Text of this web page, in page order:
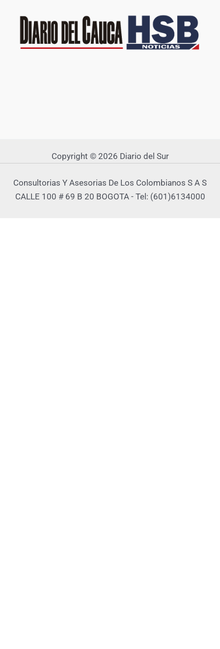
Copyright © 2026 Diario del Sur
Consultorias Y Asesorias De Los Colombianos S A S
CALLE 100 # 69 B 20 BOGOTA - Tel: (601)6134000